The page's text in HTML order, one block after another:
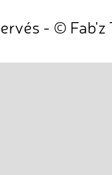
- © Fab'z